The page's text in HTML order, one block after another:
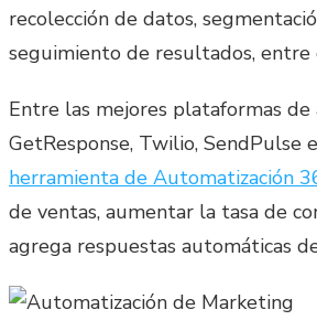
recolección de datos,
seguimiento de resultados, entre
Entre las mejores plataformas
GetResponse, Twilio, SendPulse
herramienta de Automatización
de ventas, aumentar la tasa de
agrega respuestas automáticas